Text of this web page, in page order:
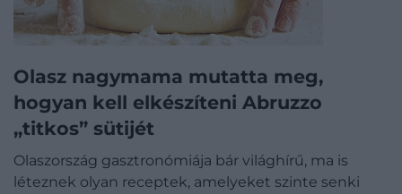
Olasz nagymama mutatta meg,
hogyan kell elkészíteni Abruzzo
„titkos” sütijét
Olaszország gasztronómiája bár világhírű, ma is
léteznek olyan receptek, amelyeket szinte senki